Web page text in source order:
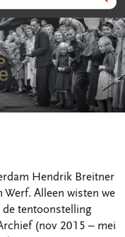
Hendrik Breitner
Werf. Alleen wisten we
tentoonstelling
(nov 2015 – mei